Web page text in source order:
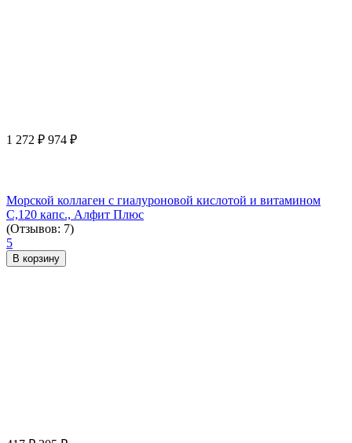
1 272 ₽ 974 ₽
Морской коллаген с гиалуроновой кислотой и витамином
С,120 капс., Алфит Плюс
(Отзывов: 7)
5
В корзину